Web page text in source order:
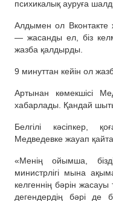
психикалық ауруға
Алдымен ол Вконтакте
— жасанды ел, біз
жазба қалдырды.
9 минуттан кейін ол
Артынан көмекшісі
хабарлады. Қандай
Белгілі кәсіпкер,
Медведевке жауап
«Менің ойымша,
министрлігі мына
келгеннің бәрін
дегендердің бәрі де